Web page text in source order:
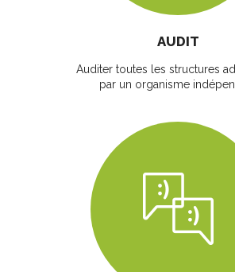
AUDIT
Auditer toutes les structures
par un organisme